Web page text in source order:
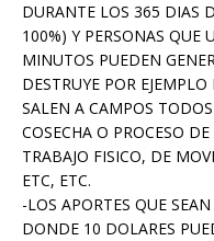
DURANTE LOS 365 DIAS
100%) Y PERSONAS QUE
MINUTOS PUEDEN
DESTRUYE POR
SALEN A CAMPOS
COSECHA O PROCESO
TRABAJO FISICO, DE
ETC, ETC.
-LOS APORTES QUE
DONDE 10 DOLARES